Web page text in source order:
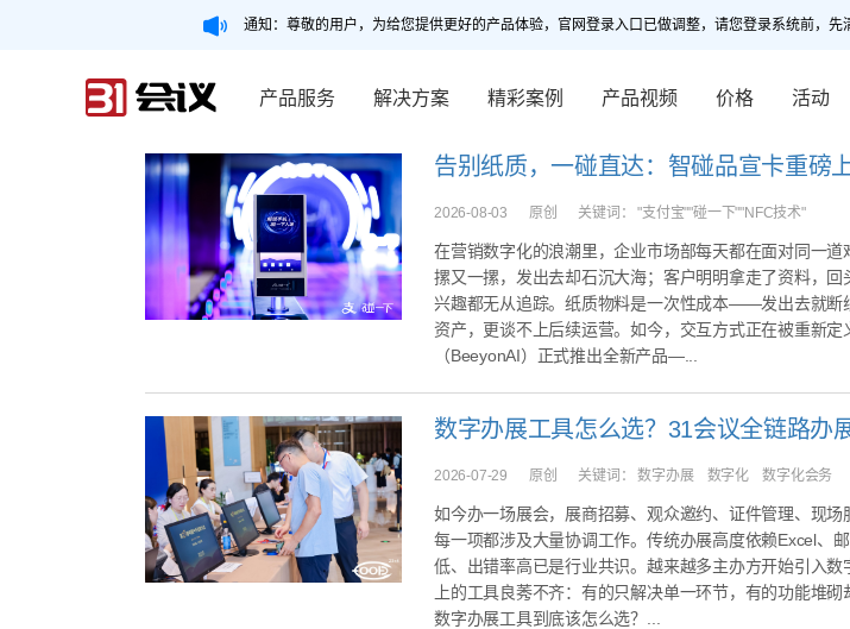
通知：尊敬的用户，为给您提供更好的产品体验，官网登录入口已做调整，请您登录系统前，
产品服务 解决方案 精彩案例 产品视频 价格 活动
2026-08-03 原创 关键词："支付宝""碰一下""NFC技术"
在营销数字化的浪潮里，企业市场部每天都在面对同一道
摞又一摞，发出去却石沉大海；客户明明拿走了资料，回
兴趣都无从追踪。纸质物料是一次性成本——发出去就断
资产，更谈不上后续运营。如今，交互方式正在被重新定
（BeeyonAI）正式推出全新产品—...
2026-07-29 原创 关键词：数字办展 数字化 数字化会务
如今办一场展会，展商招募、观众邀约、证件管理、现
每一项都涉及大量协调工作。传统办展高度依赖Excel、
低、出错率高已是行业共识。越来越多主办方开始引入数
上的工具良莠不齐：有的只解决单一环节，有的功能堆砌
数字办展工具到底该怎么选？...